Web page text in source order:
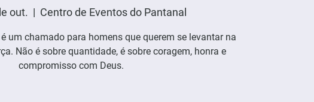
out.
  |
Centro de Eventos do Pantanal
um chamado para homens que querem se levantar na
Não é sobre quantidade, é sobre coragem, honra e
compromisso com Deus.